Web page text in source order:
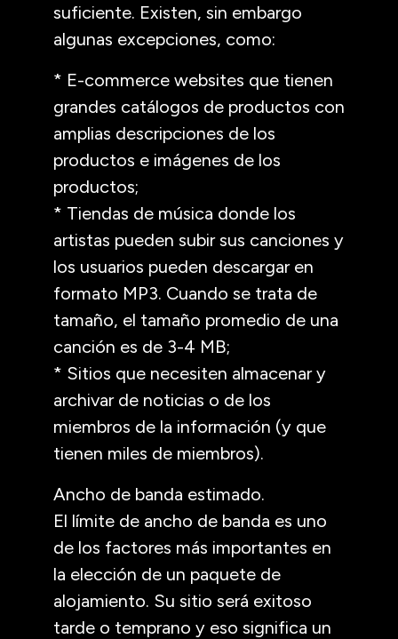
suficiente. Existen, sin embargo
algunas excepciones, como:
* E-commerce websites que tienen
grandes catálogos de productos con
amplias descripciones de los
productos e imágenes de los
productos;
* Tiendas de música donde los
artistas pueden subir sus canciones y
los usuarios pueden descargar en
formato MP3. Cuando se trata de
tamaño, el tamaño promedio de una
canción es de 3-4 MB;
* Sitios que necesiten almacenar y
archivar de noticias o de los
miembros de la información (y que
tienen miles de miembros).
Ancho de banda estimado.
El límite de ancho de banda es uno
de los factores más importantes en
la elección de un paquete de
alojamiento. Su sitio será exitoso
tarde o temprano y eso significa un